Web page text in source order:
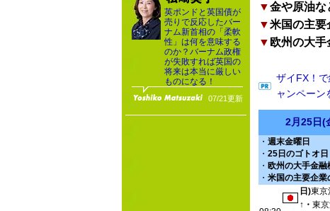
▼金や原油な
▼米国の主要
▼ 欧州の大
ザイFX！
ャンペーン
2月25日(
・ 週末金曜日
・ 25日のゴトオ日
・ 欧州の大手金
・ 米国の主要企業
日)東京
↑・ 東
英ポンドと英国債が
売りで反応したバー
ナム新首相の「柔軟
性」は何を意味する
のか？バーナム政権
が失敗すれば英国の
将来は本当に厳しい
ものになる！
07/21更新